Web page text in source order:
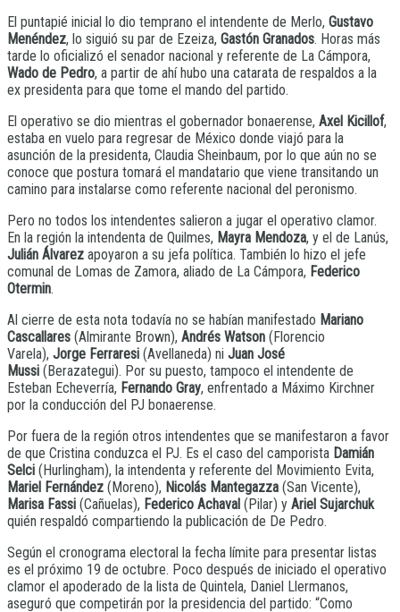
El puntapié inicial lo dio temprano el intendente de Merlo, Gustavo
Menéndez, lo siguió su par de Ezeiza, Gastón Granados. Horas más
tarde lo oficializó el senador nacional y referente de La Cámpora,
Wado de Pedro, a partir de ahí hubo una catarata de respaldos a la
ex presidenta para que tome el mando del partido.
El operativo se dio mientras el gobernador bonaerense, Axel Kicillof,
estaba en vuelo para regresar de México donde viajó para la
asunción de la presidenta, Claudia Sheinbaum, por lo que aún no se
conoce que postura tomará el mandatario que viene transitando un
camino para instalarse como referente nacional del peronismo.
Pero no todos los intendentes salieron a jugar el operativo clamor.
En la región la intendenta de Quilmes, Mayra Mendoza, y el de Lanús,
Julián Álvarez apoyaron a su jefa política. También lo hizo el jefe
comunal de Lomas de Zamora, aliado de La Cámpora, Federico
Otermin.
Al cierre de esta nota todavía no se habían manifestado Mariano
Cascallares (Almirante Brown), Andrés Watson (Florencio
Varela), Jorge Ferraresi (Avellaneda) ni Juan José
Mussi (Berazategui). Por su puesto, tampoco el intendente de
Esteban Echeverría, Fernando Gray, enfrentado a Máximo Kirchner
por la conducción del PJ bonaerense.
Por fuera de la región otros intendentes que se manifestaron a favor
de que Cristina conduzca el PJ. Es el caso del camporista Damián
Selci (Hurlingham), la intendenta y referente del Movimiento Evita,
Mariel Fernández (Moreno), Nicolás Mantegazza (San Vicente),
Marisa Fassi (Cañuelas), Federico Achaval (Pilar) y Ariel Sujarchuk
quién respaldó compartiendo la publicación de De Pedro.
Según el cronograma electoral la fecha límite para presentar listas
es el próximo 19 de octubre. Poco después de iniciado el operativo
clamor el apoderado de la lista de Quintela, Daniel Llermanos,
aseguró que competirán por la presidencia del partido: “Como